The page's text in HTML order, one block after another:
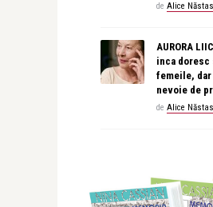
de Alice
AURORA
inca doresc
femeile, dar
nevoie de
de Alice